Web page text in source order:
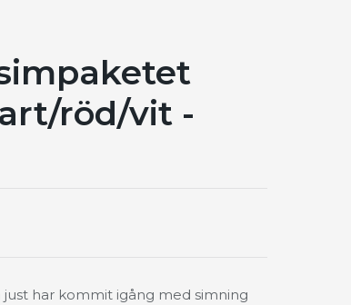
röd/vit -
har kommit igång med simning